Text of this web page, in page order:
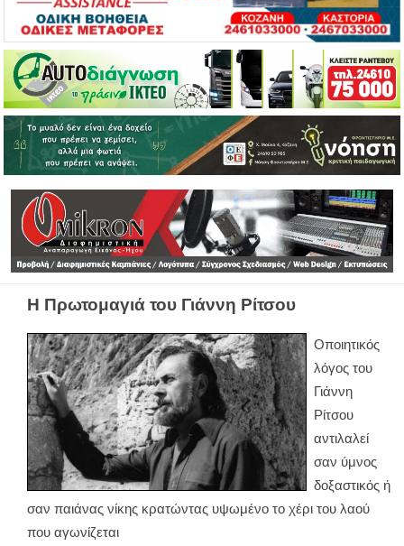
Η Πρωτομαγιά του Γιάννη Ρίτσου
Οποιητικός
λόγος του
Γιάννη
Ρίτσου
αντιλαλεί
σαν ύμνος
δοξαστικός ή
σαν παιάνας νίκης κρατώντας υψωμένο το χέρι του λαού
που αγωνίζεται